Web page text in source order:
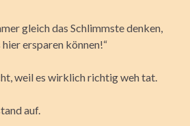
gleich das Schlimmste denken,
ersparen können!“
weil es wirklich richtig weh tat.
auf.